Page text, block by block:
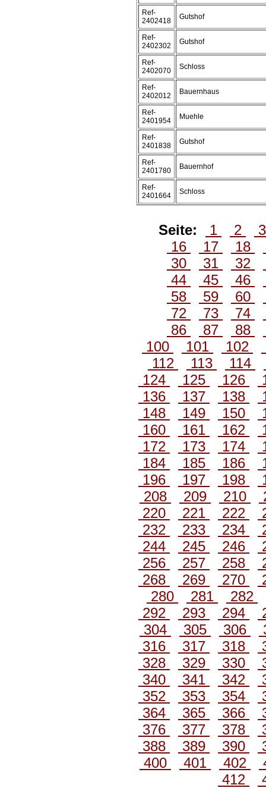
Ref-
2402418
Gutshof
Ref-
2402302
Gutshof
Ref-
2402070
Schloss
Ref-
2402012
Bauernhaus
Ref-
2401954
Muehle
Ref-
2401838
Gutshof
Ref-
2401780
Bauernhof
Ref-
2401664
Schloss
Seite: 1 2
16
17 18
30
31 32
44
45 46
58
59 60
72
73 74
86
87 88
100
101 102
112
113 114
124
125 126
136
137 138
148
149 150
160
161 162
172
173 174
184
185 186
196
197 198
208
209 210
220
221 222
232
233 234
244
245 246
256
257 258
268
269 270
280
281
282
292
293 294
304
305 306
316
317 318
328
329 330
340
341 342
352
353 354
364
365 366
376
377 378
388
389 390
400
401 402
412